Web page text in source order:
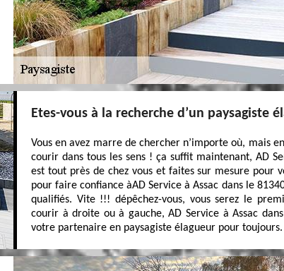
Etes-vous à la recherche d’un paysagiste
Vous en avez marre de chercher n’importe où, mais
courir dans tous les sens ! ça suffit maintenant, AD
est tout près de chez vous et faites sur mesure pour
pour faire confiance àAD Service à Assac dans le
qualifiés. Vite !!! dépêchez-vous, vous serez le
courir à droite ou à gauche, AD Service à Assac
votre partenaire en paysagiste élagueur pour toujours.